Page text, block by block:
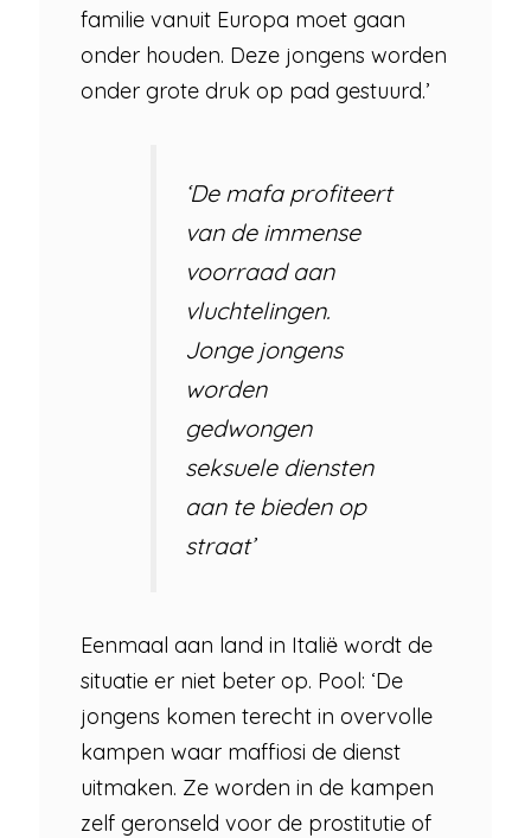
familie vanuit Europa moet gaan
onder houden. Deze jongens worden
onder grote druk op pad gestuurd.’
‘De mafa profiteert
van de immense
voorraad aan
vluchtelingen.
Jonge jongens
worden
gedwongen
seksuele diensten
aan te bieden op
straat’
Eenmaal aan land in Italië wordt de
situatie er niet beter op. Pool: ‘De
jongens komen terecht in overvolle
kampen waar maffiosi de dienst
uitmaken. Ze worden in de kampen
zelf geronseld voor de prostitutie of